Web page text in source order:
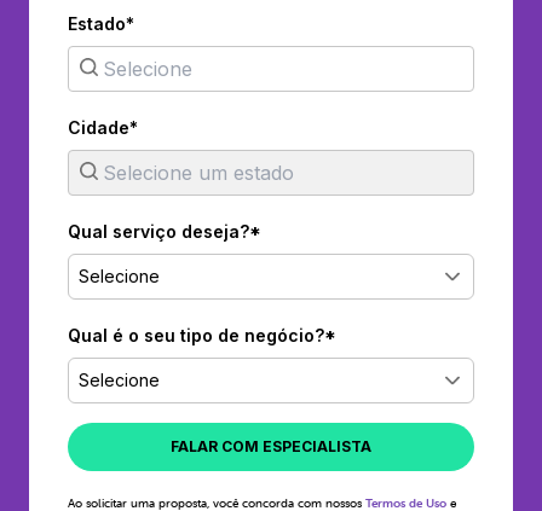
Estado*
Cidade*
Qual serviço deseja?*
Selecione
Qual é o seu tipo de negócio?*
Selecione
FALAR COM ESPECIALISTA
Ao solicitar uma proposta, você concorda com nossos Termos de Uso e